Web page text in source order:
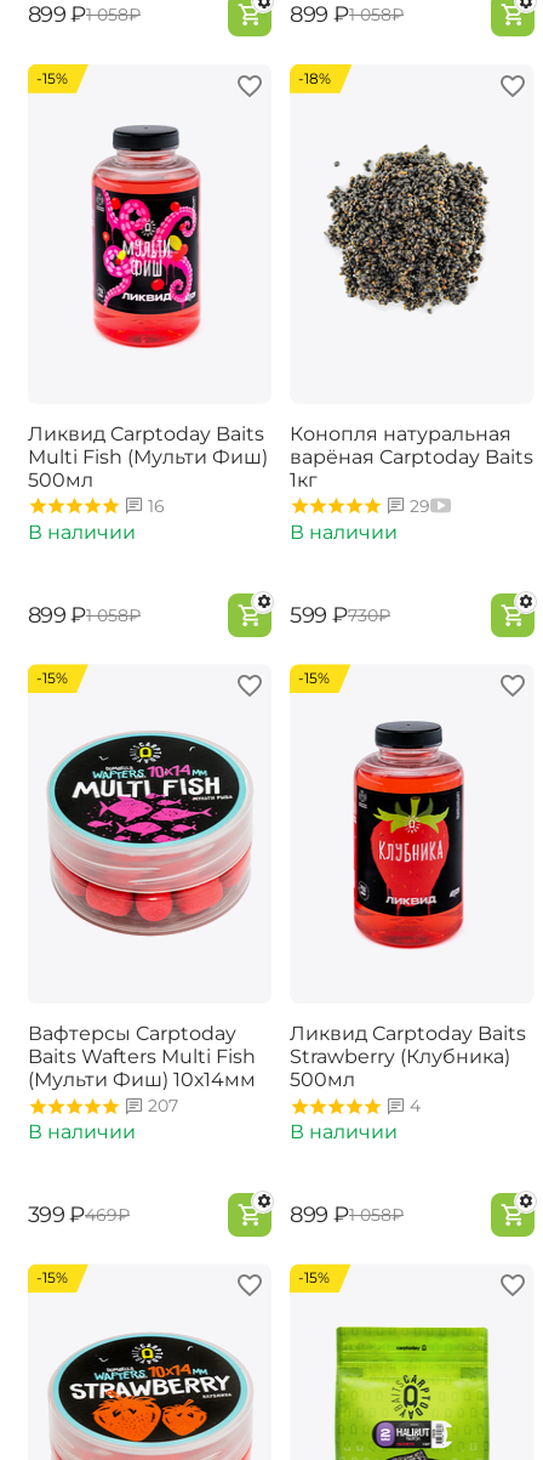
‍899‍ ₽‍1 058‍₽ ‍899‍ ₽‍1 058‍₽
-15%
Ликвид Carptoday Baits
Multi Fish (Мульти Фиш)
500мл
16
В наличии
‍899‍ ₽‍1 058‍₽
-18%
Конопля натуральная
варёная Carptoday Baits
1кг
29
В наличии
‍599‍ ₽‍730‍₽
-15%
Вафтерсы Carptoday
Baits Wafters Multi Fish
(Мульти Фиш) 10х14мм
207
В наличии
‍399‍ ₽‍469‍₽
-15%
Ликвид Carptoday Baits
Strawberry (Клубника)
500мл
4
В наличии
‍899‍ ₽‍1 058‍₽
-15% -15%